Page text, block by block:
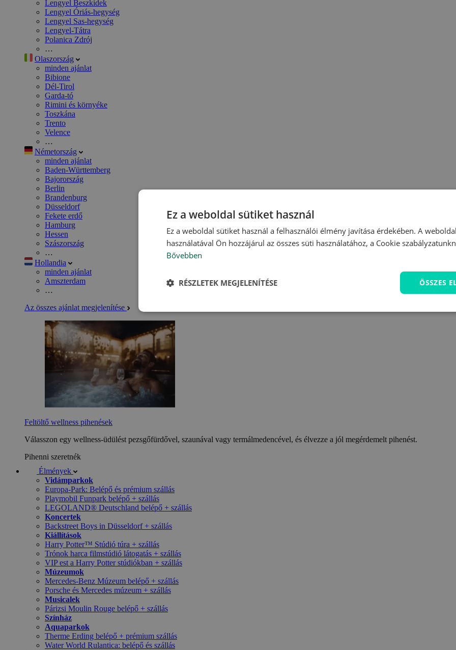
Lengyel Beszkidek
Lengyel Óriás-hegység
Lengyel Sas-hegység
Lengyel-Tátra
Polanica Zdrój
…
Olaszország
minden ajánlat
Bibione
Dél-Tirol
Garda-tó
Rimini és környéke
Toszkána
Trento
Velence
…
Németország
minden ajánlat
Baden-Württemberg
Bajorország
Berlin
Brandenburg
Düsseldorf
Fekete erdő
Hamburg
Hessen
Szászország
…
Hollandia
minden ajánlat
Amszterdam
…
Az összes ajánlat megjelenítése
Feltöltő wellness pihenések
Válasszon egy wellness-üdülést pezsgőfürdővel, szaunával vagy termálmedencével, és élvezze a jól megérdemelt pihenést.
Pihenni szeretnék
Élmények
Vidámparkok
Europa-Park: Belépő és prémium szállás
Playmobil Funpark belépő + szállás
LEGOLAND® Deutschland belépő + szállás
Koncertek
Backstreet Boys in Düsseldorf + szállás
Kiállítások
Harry Potter™ Stúdió túra + szállás
Trónok harca filmstúdió látogatás + szállás
VIP est a Harry Potter stúdiókban + szállás
Múzeumok
Mercedes-Benz Múzeum belépő + szállás
Porsche és Mercedes múzeum + szállás
Musicalek
Párizsi Moulin Rouge belépő + szállás
Színház
Aquaparkok
Therme Erding belépő + prémium szállás
Water World Rulantica: belépő és szállás
Ez a weboldal sütiket használ
Ez a weboldal sütiket használ a felhasználói élmény javítása érdekében. A
használatával Ön hozzájárul az összes süti használatához, a Cookie
Bővebben
ÖSSZES
RÉSZLETEK MEGJELENÍTÉSE